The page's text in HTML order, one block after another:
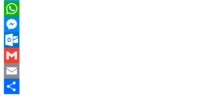
Twitter
WhatsApp
Messenger
Outlook.com
Gmail
Email